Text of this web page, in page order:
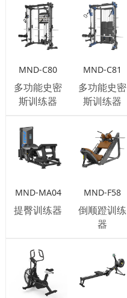
MND-C80
多功能史密
斯训练器
MND-C81
多功能史密
斯训练器
MND-MA04
提臀训练器
MND-F58
倒顺蹬训练
器